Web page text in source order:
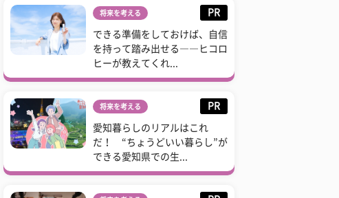
将来を考える PR
できる準備をしておけば、自信
を持って踏み出せる――ヒコロ
ヒーが教えてくれ...
将来を考える PR
愛知暮らしのリアルはこれ
だ！ “ちょうどいい暮らし”が
できる愛知県での生...